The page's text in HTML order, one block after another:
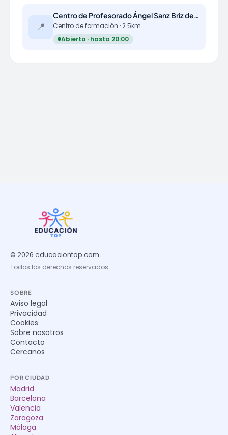
📍
Centro de Profesorado Ángel Sanz Briz de Teruel (CP Ángel Sanz Briz)
Centro de formación · 2.5km
Abierto · hasta 20:00
© 2026 educaciontop.com
Todos los derechos reservados
SOBRE
Aviso legal
Privacidad
Cookies
Sobre nosotros
Contacto
Cercanos
POR CIUDAD
Madrid
Barcelona
Valencia
Zaragoza
Málaga